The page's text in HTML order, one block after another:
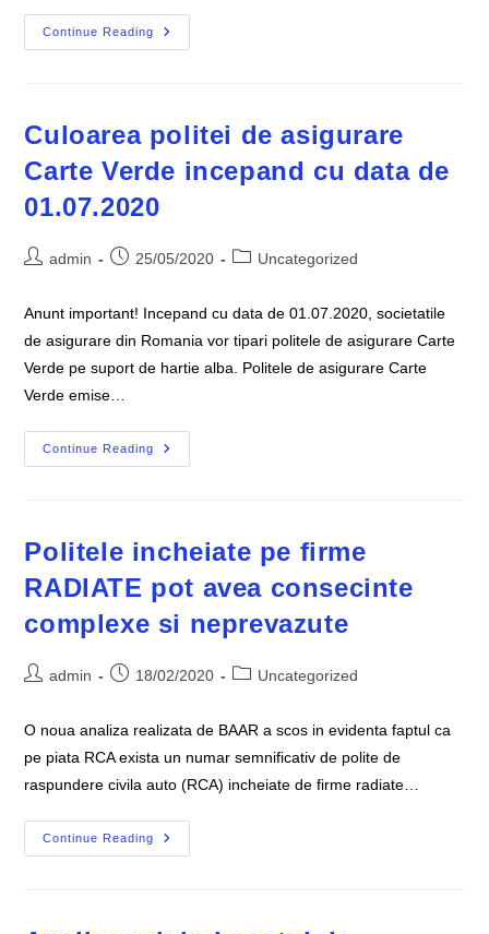
Continue Reading
Precizari
Privind
Carte
Verde
Culoarea politei de asigurare
Carte Verde incepand cu data de
01.07.2020
Postadmin
Post25/05/2020
PostUncategorized
Anunt important! Incepand cu data de 01.07.2020, societatile
de asigurare din Romania vor tipari politele de asigurare Carte
Verde pe suport de hartie alba. Politele de asigurare Carte
Verde emise…
Continue Reading
Culoarea
Politei
Incepand
Cu
De
01.07.2020
Politele incheiate pe firme
RADIATE pot avea consecinte
complexe si neprevazute
Postadmin
Post18/02/2020
PostUncategorized
O noua analiza realizata de BAAR a scos in evidenta faptul ca
pe piata RCA exista un numar semnificativ de polite de
raspundere civila auto (RCA) incheiate de firme radiate…
Continue Reading
Politele
Incheiate